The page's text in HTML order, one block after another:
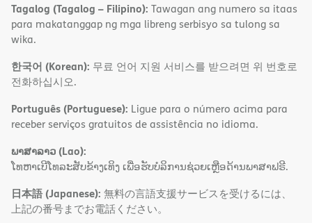
Tagalog (Tagalog – Filipino): Tawagan ang numero sa itaas
para makatanggap ng mga libreng serbisyo sa tulong sa
wika.
한국어 (Korean): 무료 언어 지원 서비스를 받으려면 위 번호로
전화하십시오.
Português (Portuguese): Ligue para o número acima para
receber serviços gratuitos de assistência no idioma.
ພາສາລາວ (Lao):
ໂທຫາເບີໂທລະສັບຂ້າງເທິງ ເພື່ອຮັບບໍລິການຊ່ວຍເຫຼືອດ້ານພາສາຟຣີ.
日本語 (Japanese): 無料の言語支援サービスを受けるには、
上記の番号までお電話ください。